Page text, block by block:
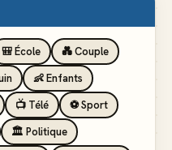
🎒 École
💑 Couple
👶 Enfants
📺 Télé
⚽ Sport
🏛️ Politique